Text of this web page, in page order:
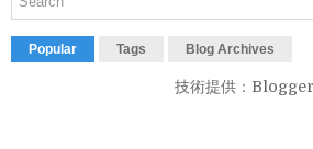
Popular Tags Blog Archives
技術提供： Blogger